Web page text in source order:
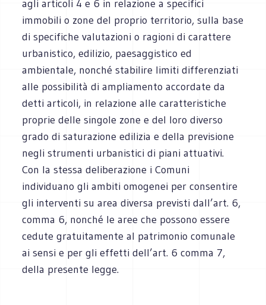
agli articoli 4 e 6 in relazione a specifici
immobili o zone del proprio territorio, sulla base
di specifiche valutazioni o ragioni di carattere
urbanistico, edilizio, paesaggistico ed
ambientale, nonché stabilire limiti differenziati
alle possibilità di ampliamento accordate da
detti articoli, in relazione alle caratteristiche
proprie delle singole zone e del loro diverso
grado di saturazione edilizia e della previsione
negli strumenti urbanistici di piani attuativi.
Con la stessa deliberazione i Comuni
individuano gli ambiti omogenei per consentire
gli interventi su area diversa previsti dall’art. 6,
comma 6, nonché le aree che possono essere
cedute gratuitamente al patrimonio comunale
ai sensi e per gli effetti dell’art. 6 comma 7,
della presente legge.